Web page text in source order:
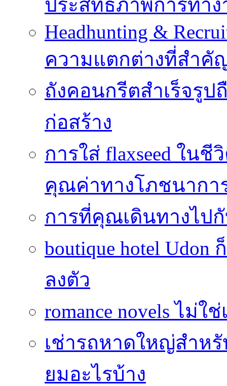
ประสิทธิภาพการทำ
Headhunting &
ความแตกต่างที่สำคั
ถังคอนกรีตสำเร็จรู
ก่อสร้าง
การใส่ flaxseed ใน
คุณค่าทางโภชนากา
การที่คุณเดินทางไปกั
boutique hotel
ลงตัว
romance novels ไม่ใ
เช่ารถหาดใหญ่สำหรั
ยมอะไรบ้าง